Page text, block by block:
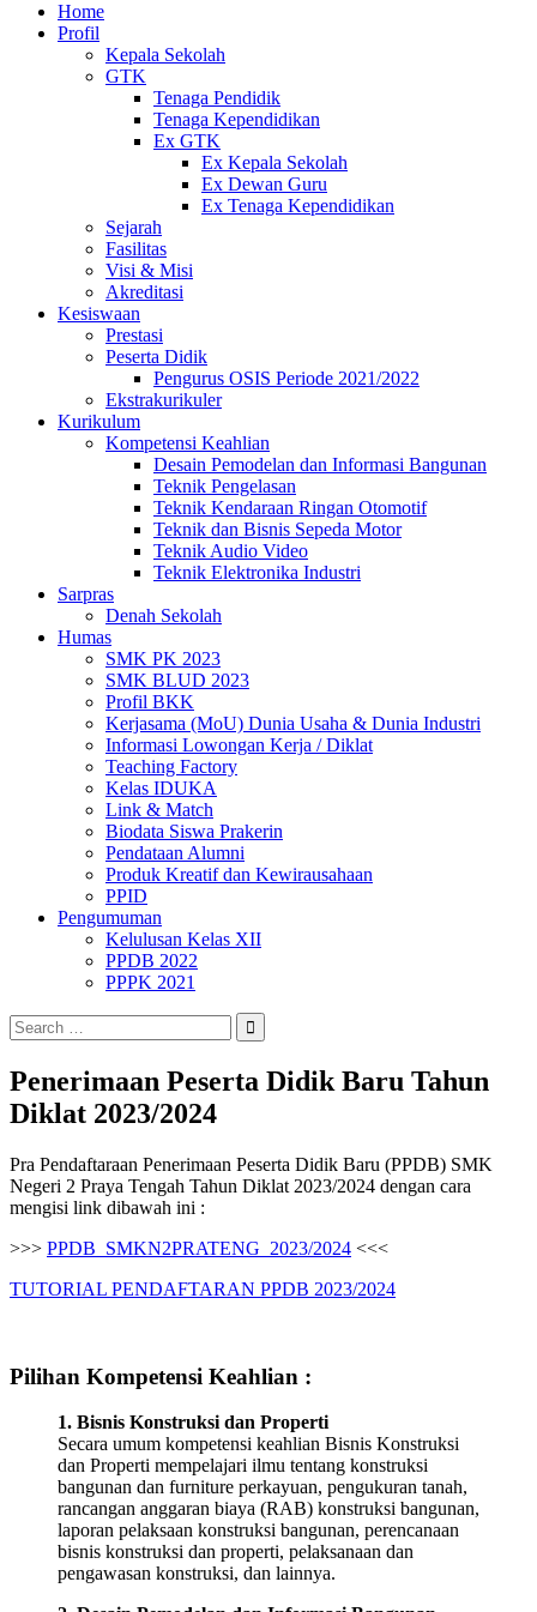
Home
Profil
Kepala Sekolah
GTK
Tenaga Pendidik
Tenaga Kependidikan
Ex GTK
Ex Kepala Sekolah
Ex Dewan Guru
Ex Tenaga Kependidikan
Sejarah
Fasilitas
Visi & Misi
Akreditasi
Kesiswaan
Prestasi
Peserta Didik
Pengurus OSIS Periode 2021/2022
Ekstrakurikuler
Kurikulum
Kompetensi Keahlian
Desain Pemodelan dan Informasi Bangunan
Teknik Pengelasan
Teknik Kendaraan Ringan Otomotif
Teknik dan Bisnis Sepeda Motor
Teknik Audio Video
Teknik Elektronika Industri
Sarpras
Denah Sekolah
Humas
SMK PK 2023
SMK BLUD 2023
Profil BKK
Kerjasama (MoU) Dunia Usaha & Dunia Industri
Informasi Lowongan Kerja / Diklat
Teaching Factory
Kelas IDUKA
Link & Match
Biodata Siswa Prakerin
Pendataan Alumni
Produk Kreatif dan Kewirausahaan
PPID
Pengumuman
Kelulusan Kelas XII
PPDB 2022
PPPK 2021
Search
for:
Penerimaan Peserta Didik Baru Tahun
Diklat 2023/2024
Pra Pendaftaraan Penerimaan Peserta Didik Baru (PPDB) SMK
Negeri 2 Praya Tengah Tahun Diklat 2023/2024 dengan cara
mengisi link dibawah ini :
>>> PPDB_SMKN2PRATENG_2023/2024 <<<
TUTORIAL PENDAFTARAN PPDB 2023/2024
Pilihan Kompetensi Keahlian :
1. Bisnis Konstruksi dan Properti
Secara umum kompetensi keahlian Bisnis Konstruksi
dan Properti mempelajari ilmu tentang konstruksi
bangunan dan furniture perkayuan, pengukuran tanah,
rancangan anggaran biaya (RAB) konstruksi bangunan,
laporan pelaksaan konstruksi bangunan, perencanaan
bisnis konstruksi dan properti, pelaksanaan dan
pengawasan konstruksi, dan lainnya.